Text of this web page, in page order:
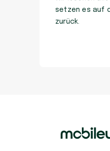
setzen es auf
zurück.